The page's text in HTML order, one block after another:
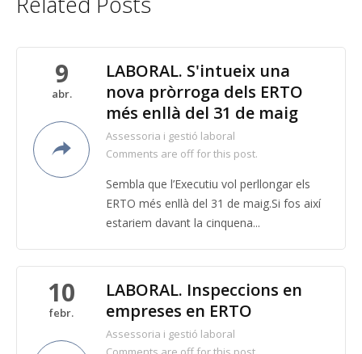
9
abr.
LABORAL. S'intueix una
nova pròrroga dels ERTO
més enllà del 31 de maig
Assessoria i gestió laboral
Comments are off for this post.
Sembla que l’Executiu vol perllongar els
ERTO més enllà del 31 de maig.Si fos així
estariem davant la cinquena...
10
febr.
LABORAL. Inspeccions en
empreses en ERTO
Assessoria i gestió laboral